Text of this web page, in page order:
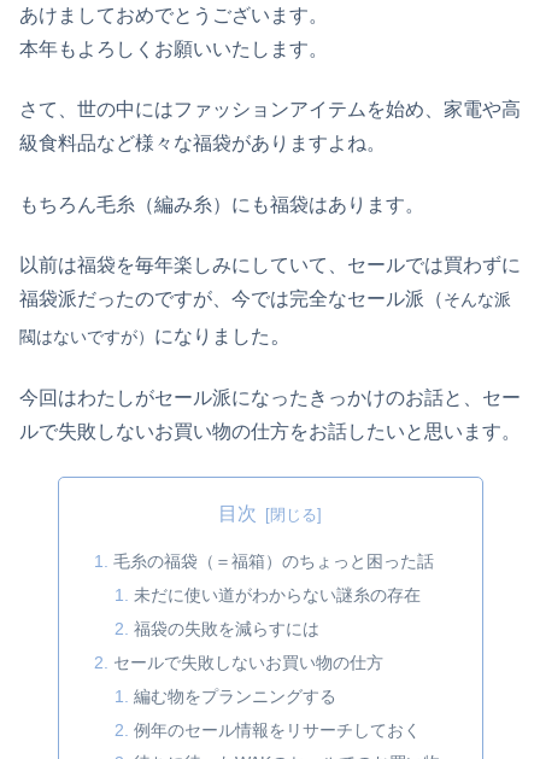
あけましておめでとうございます。
本年もよろしくお願いいたします。
さて、世の中にはファッションアイテムを始め、家電や高
級食料品など様々な福袋がありますよね。
もちろん毛糸（編み糸）にも福袋はあります。
以前は福袋を毎年楽しみにしていて、セールでは買わずに
福袋派だったのですが、今では完全なセール派（そんな派
閥はないですが） になりました 。
今回はわたしがセール派になったきっかけのお話と、セー
ルで失敗しないお買い物の仕方をお話したいと思います。
目次
毛糸の福袋（＝福箱）のちょっと困った話
未だに使い道がわからない謎糸の存在
福袋の失敗を減らすには
セールで失敗しないお買い物の仕方
編む物をプランニングする
例年のセール情報をリサーチしておく